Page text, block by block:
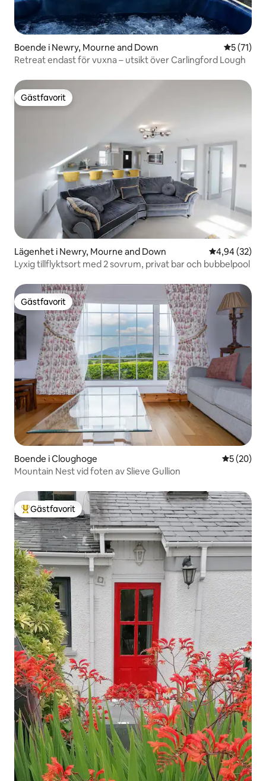
Boende i Newry, Mourne and Down 5 av 5 i
5 (71)
Retreat endast för vuxna – utsikt över Carlingford Lough
Gästfavorit
Gästfavorit
Lägenhet i Newry, Mourne and Down 4,94 av 5 i
4,94 (32)
Lyxig tillflyktsort med 2 sovrum, privat bar och bubbelpool
Gästfavorit
Gästfavorit
Boende i Cloughoge 5 av 5 i
5 (20)
Mountain Nest vid foten av Slieve Gullion
Populär gästfavorit
Gästfavorit